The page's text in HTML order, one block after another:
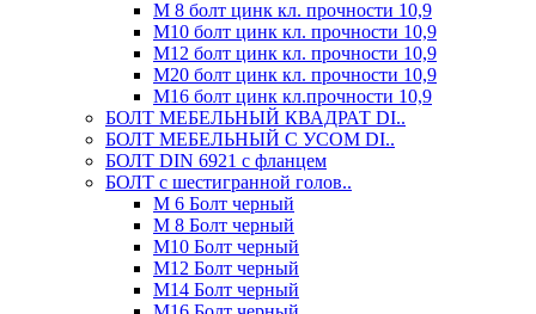
М 8 болт цинк кл. прочности 10,9
М10 болт цинк кл. прочности 10,9
М12 болт цинк кл. прочности 10,9
М20 болт цинк кл. прочности 10,9
М16 болт цинк кл.прочности 10,9
БОЛТ МЕБЕЛЬНЫЙ КВАДРАТ DI..
БОЛТ МЕБЕЛЬНЫЙ С УСОМ DI..
БОЛТ DIN 6921 c фланцем
БОЛТ с шестигранной голов..
М 6 Болт черный
М 8 Болт черный
М10 Болт черный
М12 Болт черный
М14 Болт черный